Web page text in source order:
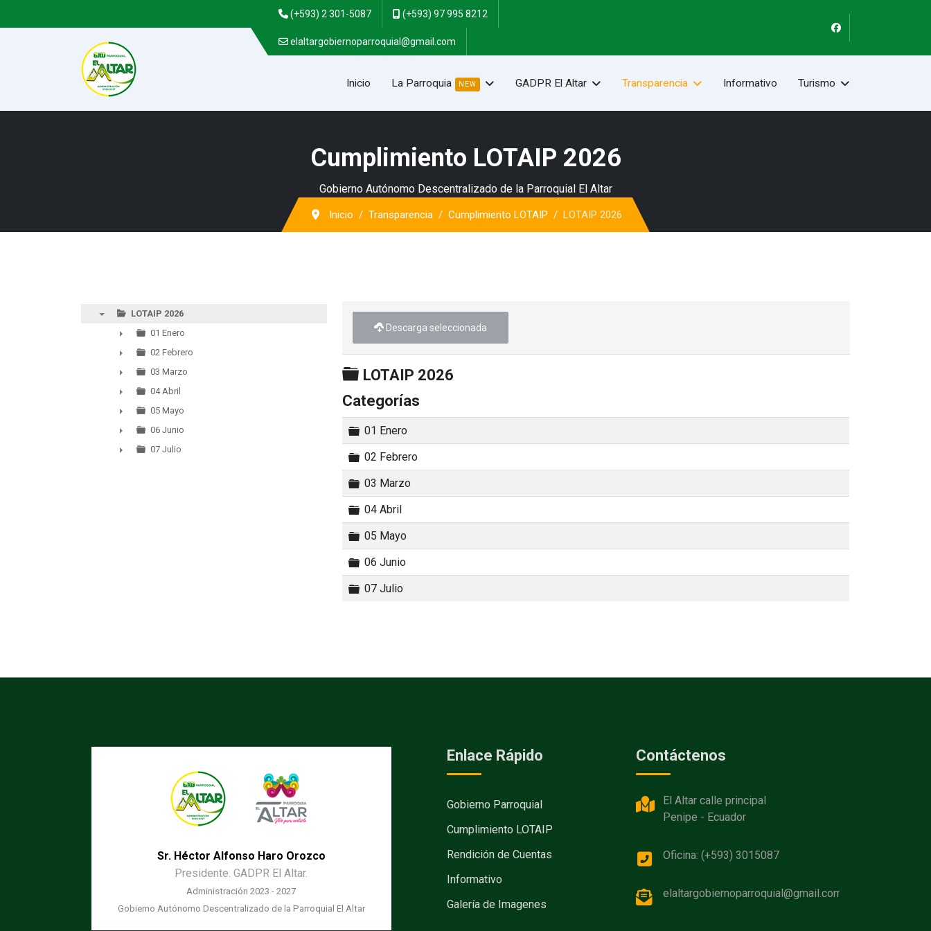
(+593) 2 301-5087 (+593) 97 995 8212
elaltargobiernoparroquial@gmail.com
Inicio La Parroquia NEW GADPR El Altar Transparencia Informativo Turismo
Cumplimiento LOTAIP 2026
Gobierno Autónomo Descentralizado de la Parroquial El Altar
Inicio Transparencia Cumplimiento LOTAIP LOTAIP 2026
LOTAIP 2026
►
01 Enero
►
02 Febrero
►
03 Marzo
►
04 Abril
►
05 Mayo
►
06 Junio
07 Julio
Descarga seleccionada
Carpeta
LOTAIP 2026
Categorías
Carpeta
01 Enero
Carpeta
02 Febrero
Carpeta
03 Marzo
Carpeta
04 Abril
Carpeta
05 Mayo
Carpeta
06 Junio
Carpeta
07 Julio
Sr. Héctor Alfonso Haro Orozco
Presidente. GADPR El Altar.
Administración 2023 - 2027
Gobierno Autónomo Descentralizado de la Parroquial El Altar
Enlace Rápido
Gobierno Parroquial
Cumplimiento LOTAIP
Rendición de Cuentas
Informativo
Galería de Imagenes
Contáctenos
El Altar calle principal
Penipe - Ecuador
Oficina: (+593) 3015087
elaltargobiernoparroquial@gmail.com